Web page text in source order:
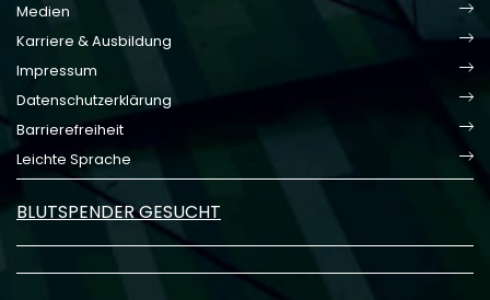
Medien
Karriere & Ausbildung
Impressum
Datenschutzerklärung
Barrierefreiheit
Leichte Sprache
BLUTSPENDER GESUCHT